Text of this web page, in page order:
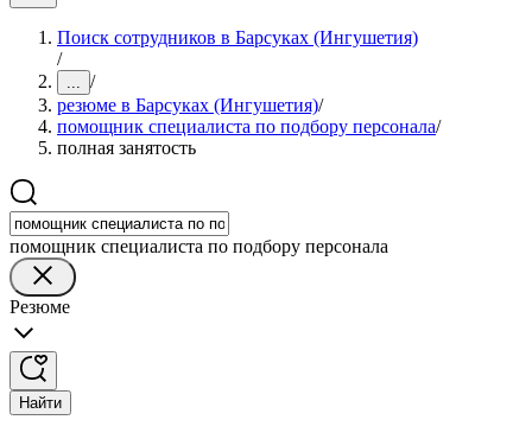
Поиск сотрудников в Барсуках (Ингушетия)
/
... /
резюме в Барсуках (Ингушетия)/
помощник специалиста по подбору персонала/
полная занятость
помощник специалиста по подбору персонала
Резюме
Найти